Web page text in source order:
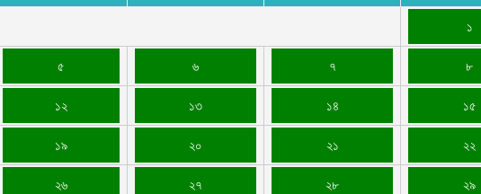
১
৫ ৬ ৭ ৮
১২ ১৩ ১৪ ১৫
১৯ ২০ ২১ ২২
২৬ ২৭ ২৮ ২৯